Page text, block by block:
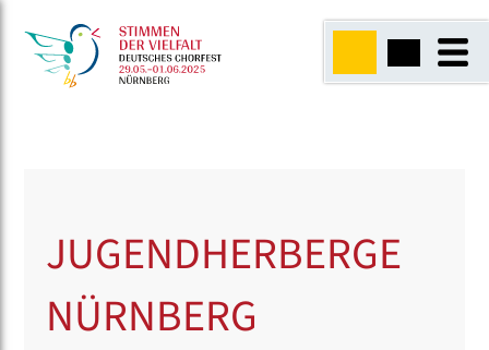
JUGENDHERBERGE
NÜRNBERG